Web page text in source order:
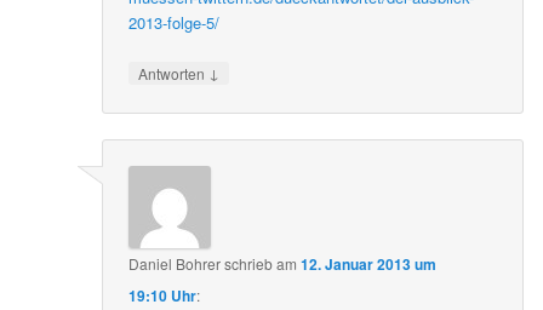
2013-folge-5/
Antworten ↓
Daniel Bohrerschriebam12. Januar 2013 um
19:10 Uhr: